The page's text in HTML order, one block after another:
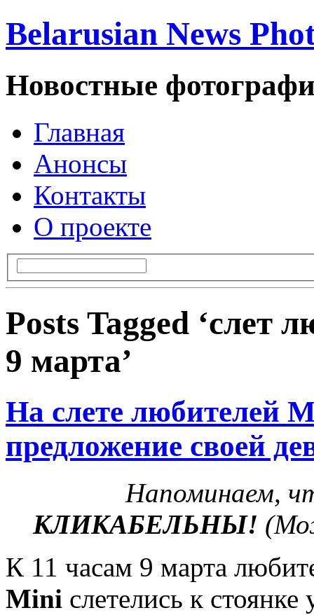
Belarusian News
Новостные
Главная
Анонсы
Контакты
О проекте
Posts Tagged ‘слет
9 марта’
На слете любителей
предложение своей
Напоминаем,
КЛИКАБЕЛЬНЫ!
К 11 часам 9 марта
Mini слетелись к